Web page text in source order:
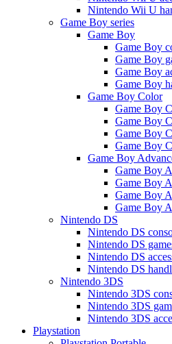
Nintendo Wii U
Game Boy series
Game Boy
Game Boy
Game Boy
Game Boy
Game Boy
Game Boy Color
Game Boy
Game Boy
Game Boy
Game Boy
Game Boy
Game Boy
Game Boy
Game Boy
Game Boy
Nintendo DS
Nintendo DS
Nintendo DS
Nintendo DS
Nintendo DS
Nintendo 3DS
Nintendo 3DS
Nintendo 3DS
Nintendo 3DS
Playstation